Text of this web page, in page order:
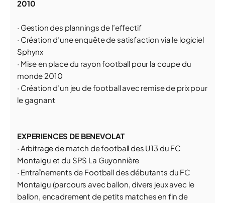
2010
· Gestion des plannings de l’effectif
· Création d’une enquête de satisfaction via le logiciel
Sphynx
· Mise en place du rayon football pour la coupe du
monde 2010
· Création d’un jeu de football avec remise de prix pour
le gagnant
EXPERIENCES DE BENEVOLAT
· Arbitrage de match de football des U13 du FC
Montaigu et du SPS La Guyonnière
· Entraînements de Football des débutants du FC
Montaigu (parcours avec ballon, divers jeux avec le
ballon, encadrement de petits matches en fin de